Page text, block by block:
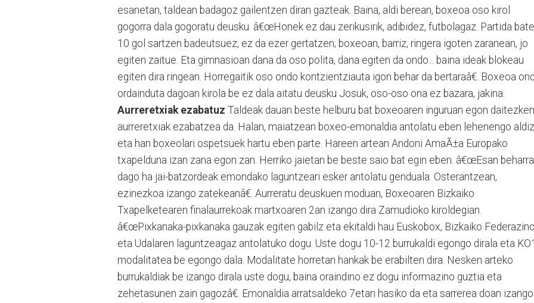
esanetan, taldean badagoz gailentzen diran gazteak. Baina, aldi berean, boxeoa oso kirol
gogorra dala gogoratu deusku. â€œHonek ez dau zerikusirik, adibidez, futbolagaz. Partida
10 gol sartzen badeutsuez, ez da ezer gertatzen; boxeoan, barriz, ringera igoten zaranean, jo
egiten zaitue. Eta gimnasioan dana da oso polita, dana egiten da ondo... baina ideak blokeau
egiten dira ringean. Horregaitik oso ondo kontzientziauta igon behar da bertaraâ€. Boxeoa
ordainduta dagoan kirola be ez dala aitatu deusku Josuk, oso-oso ona ez bazara, jakina.
Aurreretxiak ezabatuz Taldeak dauan beste helburu bat boxeoaren inguruan egon daitezken
aurreretxiak ezabatzea da. Halan, maiatzean boxeo-emonaldia antolatu eben lehenengo aldiz
eta han boxeolari ospetsuek hartu eben parte. Hareen artean Andoni AmaÃ±a Europako
txapelduna izan zana egon zan. Herriko jaietan be beste saio bat egin eben. â€œEsan beharra
dago ha jai-batzordeak emondako laguntzeari esker antolatu genduala. Osterantzean,
ezinezkoa izango zatekeanâ€. Aurreratu deuskuen moduan, Boxeoaren Bizkaiko
Txapelketearen finalaurrekoak martxoaren 2an izango dira Zamudioko kiroldegian.
â€œPixkanaka-pixkanaka gauzak egiten gabilz eta ekitaldi hau Euskobox, Bizkaiko Federazino
eta Udalaren laguntzeagaz antolatuko dogu. Uste dogu 10-12 burrukaldi egongo dirala eta KO1
modalitatea be egongo dala. Modalitate horretan hankak be erabilten dira. Nesken arteko
burrukaldiak be izango dirala uste dogu, baina oraindino ez dogu informazino guztia eta
zehetasunen zain gagozâ€. Emonaldia arratsaldeko 7etan hasiko da eta sarrerea doan izango